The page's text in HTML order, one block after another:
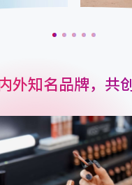
外知名品牌，共